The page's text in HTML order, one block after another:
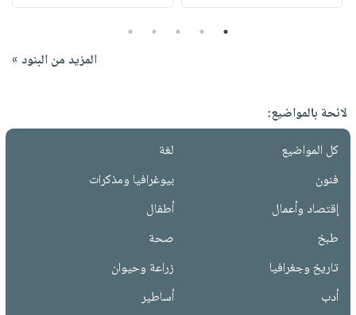
1
2
3
4
5
المزيد من البنود »
لائحة بالمواضيع:
كل المواضيع
لغة
فنون
بيوغرافيا ومذكرات
إقتصاد وأعمال
أطفال
طبخ
صحة
تاريخ وجغرافيا
زراعة وحيوان
أدب
أساطير